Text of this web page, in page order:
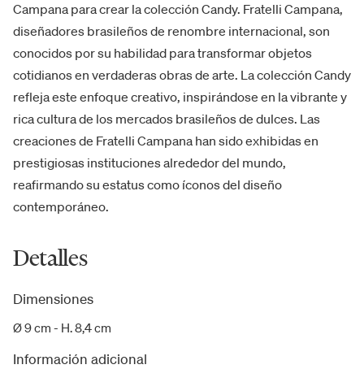
Campana para crear la colección Candy. Fratelli Campana,
diseñadores brasileños de renombre internacional, son
conocidos por su habilidad para transformar objetos
cotidianos en verdaderas obras de arte. La colección Candy
refleja este enfoque creativo, inspirándose en la vibrante y
rica cultura de los mercados brasileños de dulces. Las
creaciones de Fratelli Campana han sido exhibidas en
prestigiosas instituciones alrededor del mundo,
reafirmando su estatus como íconos del diseño
contemporáneo.
Detalles
Dimensiones
Ø 9 cm - H. 8,4 cm
Información adicional